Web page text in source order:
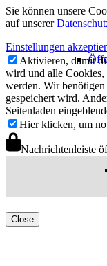
Sie können unsere
auf unserer
Einstellungen
Aktivieren, damit
wird und alle Cookies,
werden. Wir
gespeichert wird.
Seitenladen
Hier klicken, um
Nachrichtenleiste
Close